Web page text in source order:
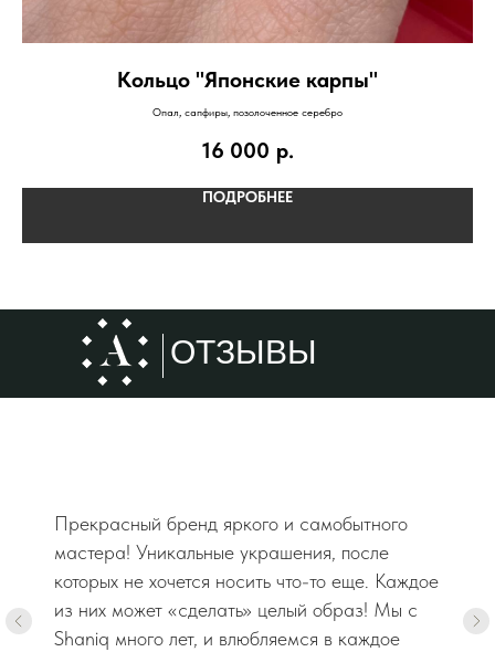
Кольцо "Японские карпы"
Опал, сапфиры, позолоченное серебро
16 000 р.
ПОДРОБНЕЕ
ОТЗЫВЫ
Прекрасный бренд яркого и самобытного
мастера! Уникальные украшения, после
которых не хочется носить что-то еще. Каждое
из них может «сделать» целый образ! Мы с
Shaniq много лет, и влюбляемся в каждое